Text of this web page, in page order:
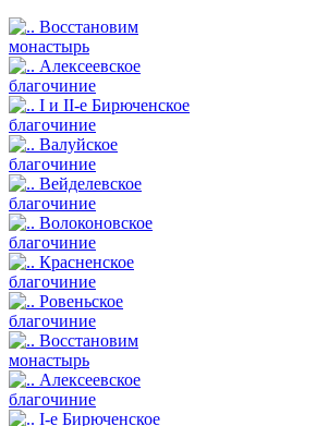
Восстановим
монастырь
Алексеевское
благочиние
I и II-е Бирюченское
благочиние
Валуйское
благочиние
Вейделевское
благочиние
Волоконовское
благочиние
Красненское
благочиние
Ровеньское
благочиние
Восстановим
монастырь
Алексеевское
благочиние
I-е Бирюченское